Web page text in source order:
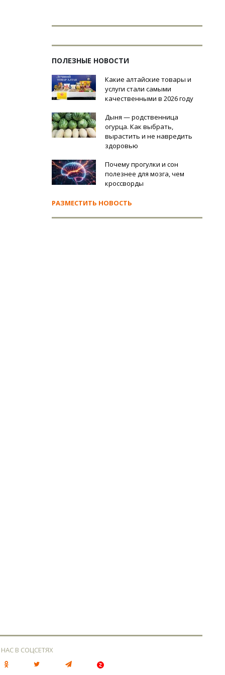
ПОЛЕЗНЫЕ НОВОСТИ
Какие алтайские товары и
услуги стали самыми
качественными в 2026 году
Дыня — родственница
огурца. Как выбрать,
вырастить и не навредить
здоровью
Почему прогулки и сон
полезнее для мозга, чем
кроссворды
РАЗМЕСТИТЬ НОВОСТЬ
В СОЦСЕТЯХ